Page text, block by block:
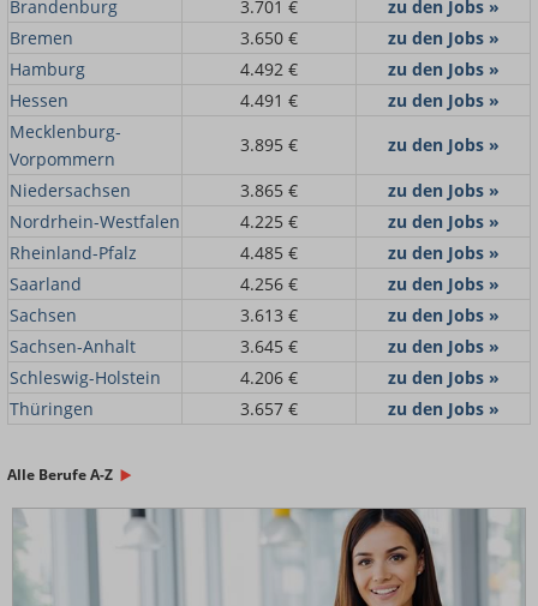
Brandenburg 3.701 €
zu den Jobs »
Bremen
3.650 €
zu den Jobs »
Hamburg
4.492 €
zu den Jobs »
Hessen
4.491 €
zu den Jobs »
Mecklenburg-
Vorpommern
3.895 €
zu den Jobs »
Niedersachsen
3.865 €
zu den Jobs »
Nordrhein-Westfalen
4.225 €
zu den Jobs »
Rheinland-Pfalz
4.485 €
zu den Jobs »
Saarland
4.256 €
zu den Jobs »
Sachsen
3.613 €
zu den Jobs »
Sachsen-Anhalt
3.645 €
zu den Jobs »
Schleswig-Holstein
4.206 €
zu den Jobs »
Thüringen
3.657 € zu den Jobs »
Alle Berufe A-Z